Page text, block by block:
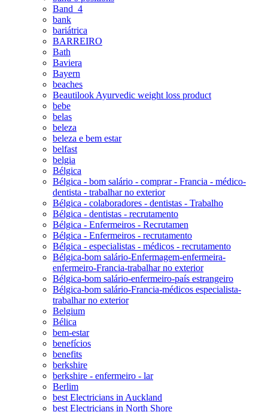
Band_4
bank
bariátrica
BARREIRO
Bath
Baviera
Bayern
beaches
Beautilook Ayurvedic weight loss product
bebe
belas
beleza
beleza e bem estar
belfast
belgia
Bélgica
Bélgica - bom salário - comprar - Francia - médico-
dentista - trabalhar no exterior
Bélgica - colaboradores - dentistas - Trabalho
Bélgica - dentistas - recrutamento
Bélgica - Enfermeiros - Recrutamen
Bélgica - Enfermeiros - recrutamento
Bélgica - especialistas - médicos - recrutamento
Bélgica-bom salário-Enfermagem-enfermeira-
enfermeiro-Francia-trabalhar no exterior
Bélgica-bom salário-enfermeiro-país estrangeiro
Bélgica-bom salário-Francia-médicos especialista-
trabalhar no exterior
Belgium
Bélica
bem-estar
benefícios
benefits
berkshire
berkshire - enfermeiro - lar
Berlim
best Electricians in Auckland
best Electricians in North Shore